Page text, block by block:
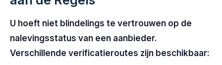
U hoeft niet blindelings te vertrouwen op de
nalevingsstatus van een aanbieder.
Verschillende verificatieroutes zijn beschikbaar: